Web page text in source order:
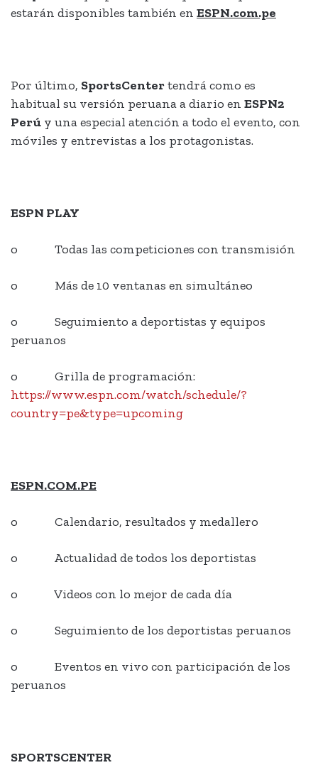
estarán disponibles también en ESPN.com.pe
Por último, SportsCentertendrá como es
habitual su versión peruana a diario en ESPN2
Perú y una especial atención a todo el evento, con
móviles y entrevistas a los protagonistas.
ESPN PLAY
o Todas las competiciones con transmisión
o Más de 10 ventanas en simultáneo
o Seguimiento a deportistas y equipos
peruanos
o Grilla de programación:
https://www.espn.com/watch/schedule/?
country=pe&type=upcoming
ESPN.COM.PE
o Calendario, resultados y medallero
o Actualidad de todos los deportistas
o Videos con lo mejor de cada día
o Seguimiento de los deportistas peruanos
o Eventos en vivo con participación de los
peruanos
SPORTSCENTER